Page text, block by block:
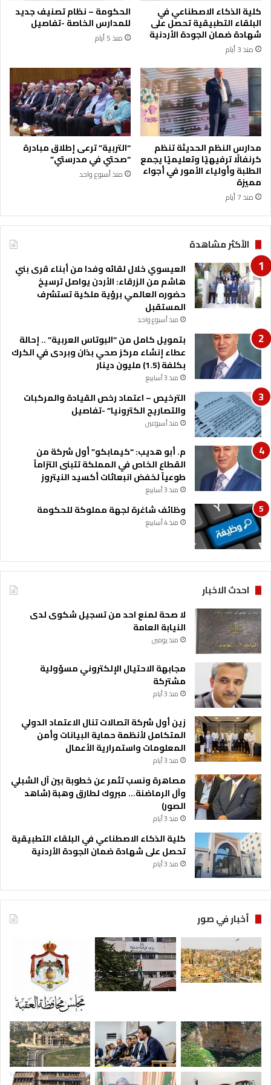
"
ن
ق
ل
م
ب
ا
ش
ر
ة
و
م
ن
ت
ظ
م
ة
ن
ر
ب
إ
ل
ى
ل
م
ي
ن
ة
ا
ل
ط
ب
ي
ة
كلية الذكاء الاصطناعي في
البلقاء التطبيقية تحصل على
شهادة ضمان الجودة الأردنية
منذ 3 أيام
الحكومة – نظام تصنيف جديد
للمدارس الخاصة -تفاصيل
منذ 5 أيام
مدارس النظم الحديثة تنظم
كرنفالًا ترفيهيًا وتعليميًا يجمع
الطلبة وأولياء الأمور في أجواء
مميزة
منذ 7 أيام
“التربية” ترعى إطلاق مبادرة
“صحتي في مدرستي”
منذ أسبوع واحد
الأكثر مشاهدة
العيسوي خلال لقائه وفدا من أبناء قرى بني
هاشم من الزرقاء: الأردن يواصل ترسيخ
حضوره العالمي برؤية ملكية تستشرف
المستقبل
منذ أسبوع واحد
بتمويل كامل من “البوتاس العربية” .. إحالة
عطاء إنشاء مركز صحي بذان وبردى في الكرك
بكلفة (1.5) مليون دينار
منذ 3 أسابيع
الترخيص – اعتماد رخص القيادة والمركبات
والتصاريح الكترونيا” -تفاصيل
منذ أسبوعين
م. أبو هديب: “كيمابكو” أول شركة من
القطاع الخاص في المملكة تتبنى التزاماً
طوعياً لخفض انبعاثات أكسيد النيتروز
منذ 3 أسابيع
وظائف شاغرة لجهة مملوكة للحكومة
منذ 4 أسابيع
احدث الاخبار
لا صحة لمنع احد من تسجيل شكوى لدى
النيابة العامة
منذ يومين
مجابهة الاحتيال الإلكتروني مسؤولية
مشتركة
منذ 3 أيام
زين أول شركة اتصالات تنال الاعتماد الدولي
المتكامل لأنظمة حماية البيانات وأمن
المعلومات واستمرارية الأعمال
منذ 3 أيام
مصاهرة ونسب تثمر عن خطوبة بين آل الشبلي
وآل الرماضنة… مبروك لطارق وهبة (شاهد
الصور)
منذ 3 أيام
كلية الذكاء الاصطناعي في البلقاء التطبيقية
تحصل على شهادة ضمان الجودة الأردنية
منذ 3 أيام
أخبار في صور